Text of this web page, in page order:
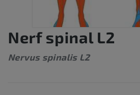
Nerf spinal L2
Nervus spinalis L2